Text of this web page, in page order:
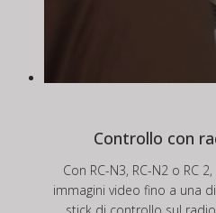
Controllo con
Con RC-N3, RC-N2 o RC
immagini video fino a una